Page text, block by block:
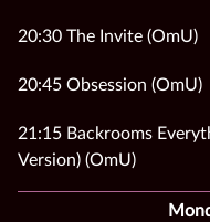
20:30 The Invite (OmU)
20:45 Obsession (OmU)
21:15 Backrooms
Version) (OmU)